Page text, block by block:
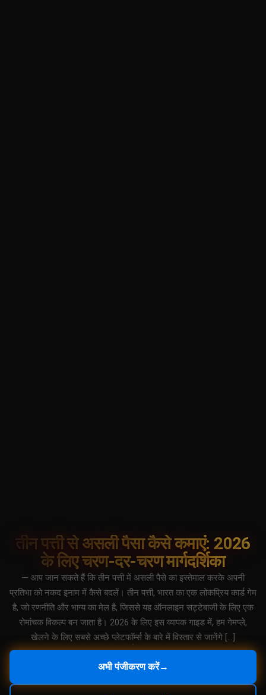
तीन पत्ती से असली पैसा कैसे कमाएं: 2026
के लिए चरण-दर-चरण मार्गदर्शिका
— आप जान सकते हैं कि तीन पत्ती में असली पैसे का इस्तेमाल करके अपनी
प्रतिभा को नकद इनाम में कैसे बदलें। तीन पत्ती, भारत का एक लोकप्रिय कार्ड गेम
है, जो रणनीति और भाग्य का मेल है, जिससे यह ऑनलाइन सट्टेबाजी के लिए एक
रोमांचक विकल्प बन जाता है। 2026 के लिए इस व्यापक गाइड में, हम गेमप्ले,
खेलने के लिए सबसे अच्छे प्लेटफॉर्म्स के बारे में विस्तार से जानेंगे […]
अभी पंजीकरण करें→